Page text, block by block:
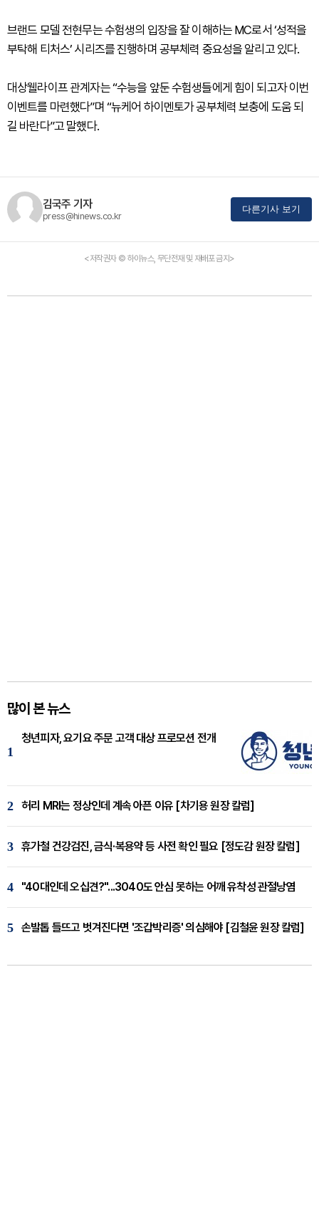
브랜드 모델 전현무는 수험생의 입장을 잘 이해하는 MC로서 ‘성적을
부탁해 티처스’ 시리즈를 진행하며 공부체력 중요성을 알리고 있다.
대상웰라이프 관계자는 “수능을 앞둔 수험생들에게 힘이 되고자 이번
이벤트를 마련했다”며 “뉴케어 하이멘토가 공부체력 보충에 도움 되
길 바란다”고 말했다.
김국주 기자
press@hinews.co.kr
다른기사 보기
<저작권자 © 하이뉴스, 무단전재 및 재배포 금지>
많이 본 뉴스
1
청년피자, 요기요 주문 고객 대상 프로모션 전개
2 허리 MRI는 정상인데 계속 아픈 이유 [차기용 원장 칼럼]
3 휴가철 건강검진, 금식·복용약 등 사전 확인 필요 [정도감 원장 칼럼]
4 "40대인데 오십견?"...3040도 안심 못하는 어깨 유착성 관절낭염
5 손발톱 들뜨고 벗겨진다면 '조갑박리증' 의심해야 [김철윤 원장 칼럼]